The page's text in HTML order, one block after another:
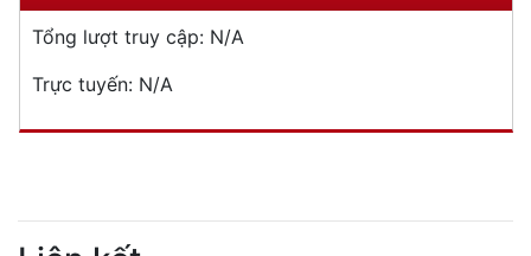
Tổng lượt truy cập: N/A
Trực tuyến: N/A